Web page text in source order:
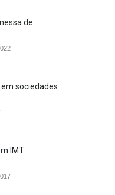
de
sociedades
IMT: